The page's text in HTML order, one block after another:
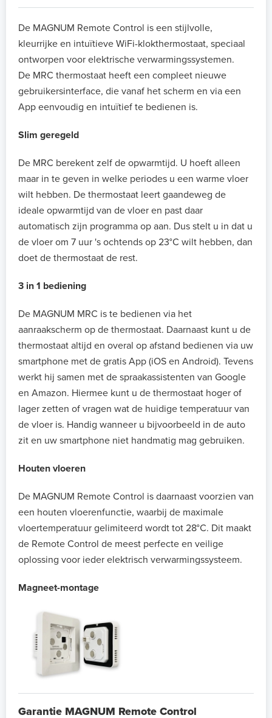
De MAGNUM Remote Control is een stijlvolle,
kleurrijke en intuïtieve WiFi-klokthermostaat, speciaal
ontworpen voor elektrische verwarmingssystemen.
De MRC thermostaat heeft een compleet nieuwe
gebruikersinterface, die vanaf het scherm en via een
App eenvoudig en intuïtief te bedienen is.
Slim geregeld
De MRC berekent zelf de opwarmtijd. U hoeft alleen
maar in te geven in welke periodes u een warme vloer
wilt hebben. De thermostaat leert gaandeweg de
ideale opwarmtijd van de vloer en past daar
automatisch zijn programma op aan. Dus stelt u in dat u
de vloer om 7 uur 's ochtends op 23°C wilt hebben, dan
doet de thermostaat de rest.
3 in 1 bediening
De MAGNUM MRC is te bedienen via het
aanraakscherm op de thermostaat. Daarnaast kunt u de
thermostaat altijd en overal op afstand bedienen via uw
smartphone met de gratis App (iOS en Android). Tevens
werkt hij samen met de spraakassistenten van Google
en Amazon. Hiermee kunt u de thermostaat hoger of
lager zetten of vragen wat de huidige temperatuur van
de vloer is. Handig wanneer u bijvoorbeeld in de auto
zit en uw smartphone niet handmatig mag gebruiken.
Houten vloeren
De MAGNUM Remote Control is daarnaast voorzien van
een houten vloerenfunctie, waarbij de maximale
vloertemperatuur gelimiteerd wordt tot 28°C. Dit maakt
de Remote Control de meest perfecte en veilige
oplossing voor ieder elektrisch verwarmingssysteem.
Magneet-montage
Garantie MAGNUM Remote Control